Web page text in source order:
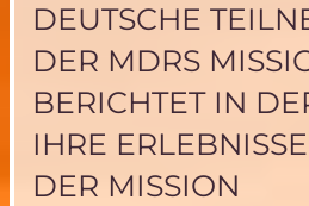
was
dazu
sollte
DEUTSCHE
DER MDRS
BERICHTET IN
IHRE
DER MISSION